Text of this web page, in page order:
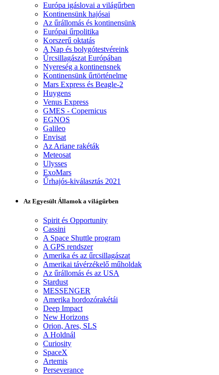
Európa igáslovai a világűrben
Kontinensünk hajósai
Az űrállomás és kontinensünk
Európai űrpolitika
Korszerű oktatás
A Nap és bolygótestvéreink
Űrcsillagászat Európában
Nyereség a kontinensnek
Kontinensünk űrtörténelme
Mars Express és Beagle-2
Huygens
Venus Express
GMES - Copernicus
EGNOS
Galileo
Envisat
Az Ariane rakéták
Meteosat
Ulysses
ExoMars
Űrhajós-kiválasztás 2021
Az Egyesült Államok a világűrben
Spirit és Opportunity
Cassini
A Space Shuttle program
A GPS rendszer
Amerika és az űrcsillagászat
Amerikai távérzékelő műholdak
Az űrállomás és az USA
Stardust
MESSENGER
Amerika hordozórakétái
Deep Impact
New Horizons
Orion, Ares, SLS
A Holdnál
Curiosity
SpaceX
Artemis
Perseverance